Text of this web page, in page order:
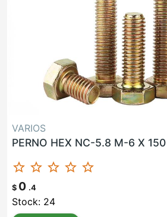
VARIOS
PERNO HEX NC-5.8 M-6 X 150
star_border star_border star_border star_border star_border
$ 0 .4
Stock: 24